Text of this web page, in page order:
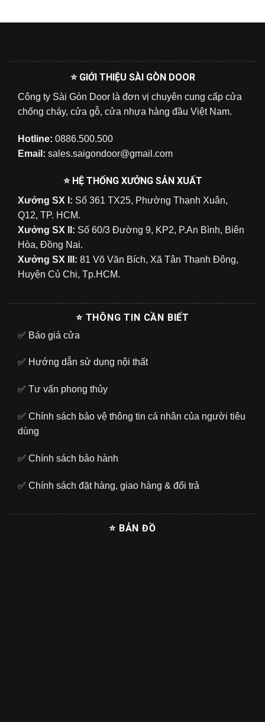
⭐ GIỚI THIỆU SÀI GÒN DOOR
Công ty Sài Gòn Door là đơn vị chuyên cung cấp cửa
chống cháy, cửa gỗ, cửa nhựa hàng đầu Việt Nam.
Hotline: 0886.500.500
Email: sales.saigondoor@gmail.com
⭐ HỆ THỐNG XƯỞNG SẢN XUẤT
Xưởng SX I: Số 361 TX25, Phường Thạnh Xuân,
Q12, TP. HCM.
Xưởng SX II: Số 60/3 Đường 9, KP2, P.An Bình, Biên
Hòa, Đồng Nai.
Xưởng SX III: 81 Võ Văn Bích, Xã Tân Thạnh Đông,
Huyện Củ Chi, Tp.HCM.
⭐ THÔNG TIN CẦN BIẾT
✅ Báo giá cửa
✅ Hướng dẫn sử dụng nội thất
✅ Tư vấn phong thủy
✅ Chính sách bảo vệ thông tin cá nhân của người tiêu
dùng
✅ Chính sách bảo hành
✅ Chính sách đặt hàng, giao hàng & đổi trả
⭐ BẢN ĐỒ